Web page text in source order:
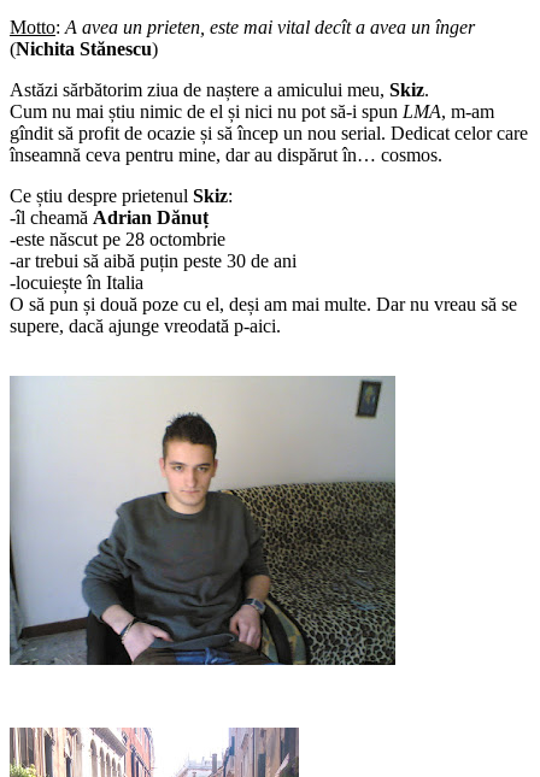
Motto:A avea un prieten, este mai vital decît a avea un înger
(Nichita Stănescu)
Astăzi sărbătorim ziua de naștere a amicului meu, Skiz.
Cum nu mai știu nimic de el și nici nu pot să-i spun LMA, m-am
gîndit să profit de ocazie și să încep un nou serial. Dedicat celor care
înseamnă ceva pentru mine, dar au dispărut în… cosmos.
Ce știu despre prietenul Skiz:
-îl cheamă Adrian Dănuț
-este născut pe 28 octombrie
-ar trebui să aibă puțin peste 30 de ani
-locuiește în Italia
O să pun și două poze cu el, deși am mai multe. Dar nu vreau să se
supere, dacă ajunge vreodată p-aici.